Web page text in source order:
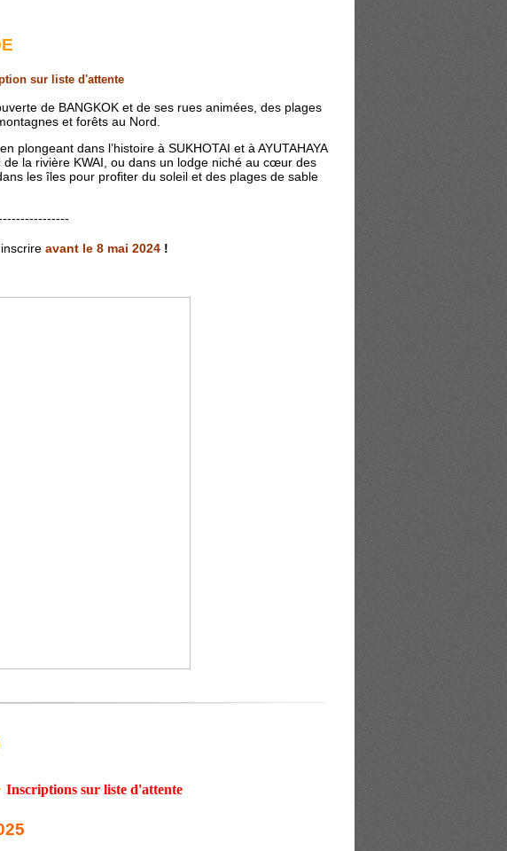
sur liste d'attente
de BANGKOK et de ses rues animées, des plages
et forêts au Nord.
dans l’histoire à SUKHOTAI et à AYUTAHAYA
la rivière KWAI, ou dans un lodge niché au cœur des
les îles pour profiter du soleil et des plages de sable
avant le 8 mai 2024 !
Inscriptions sur liste d'attente